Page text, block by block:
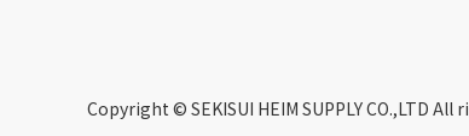
Copyright © SEKISUI HEIM SUPPLY CO.,LTD All